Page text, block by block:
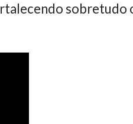
sobretudo